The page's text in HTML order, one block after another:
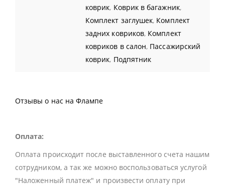
коврик, Коврик в багажник,
Комплект заглушек, Комплект
задних ковриков, Комплект
ковриков в салон, Пассажирский
коврик, Подпятник
Отзывы о нас на Флампе
Оплата:
Оплата происходит после выставленного счета нашим
сотрудником, а так же можно воспользоваться услугой
"Наложенный платеж" и произвести оплату при